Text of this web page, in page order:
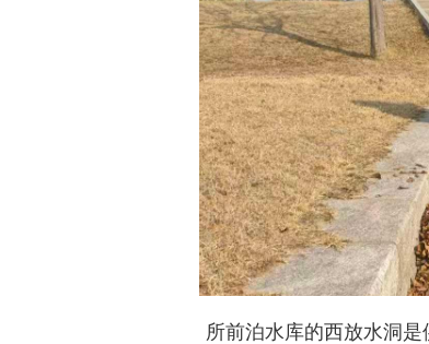
所前泊水库的西放水洞是